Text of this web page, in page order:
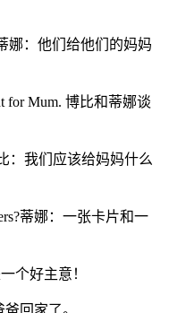
娜：他们给他们的妈妈
for Mum. 博比和蒂娜谈
：我们应该给妈妈什么
蒂娜：一张卡片和一
个好主意！